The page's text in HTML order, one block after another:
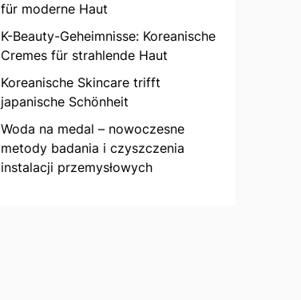
für moderne Haut
K-Beauty-Geheimnisse: Koreanische
Cremes für strahlende Haut
Koreanische Skincare trifft
japanische Schönheit
Woda na medal – nowoczesne
metody badania i czyszczenia
instalacji przemysłowych